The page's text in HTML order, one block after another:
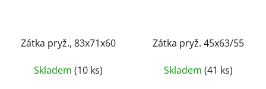
Zátka pryž., 83x71x60
Skladem (10 ks)
Zátka pryž. 45x63/55
Skladem (41 ks)